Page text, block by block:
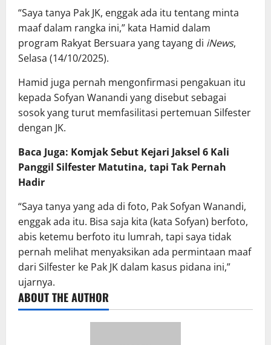
“Saya tanya Pak JK, enggak ada itu tentang minta
maaf dalam rangka ini,” kata Hamid dalam
program Rakyat Bersuara yang tayang di iNews,
Selasa (14/10/2025).
Hamid juga pernah mengonfirmasi pengakuan itu
kepada Sofyan Wanandi yang disebut sebagai
sosok yang turut memfasilitasi pertemuan Silfester
dengan JK.
Baca Juga: Komjak Sebut Kejari Jaksel 6 Kali
Panggil Silfester Matutina, tapi Tak Pernah
Hadir
“Saya tanya yang ada di foto, Pak Sofyan Wanandi,
enggak ada itu. Bisa saja kita (kata Sofyan) berfoto,
abis ketemu berfoto itu lumrah, tapi saya tidak
pernah melihat menyaksikan ada permintaan maaf
dari Silfester ke Pak JK dalam kasus pidana ini,”
ujarnya.
ABOUT THE AUTHOR